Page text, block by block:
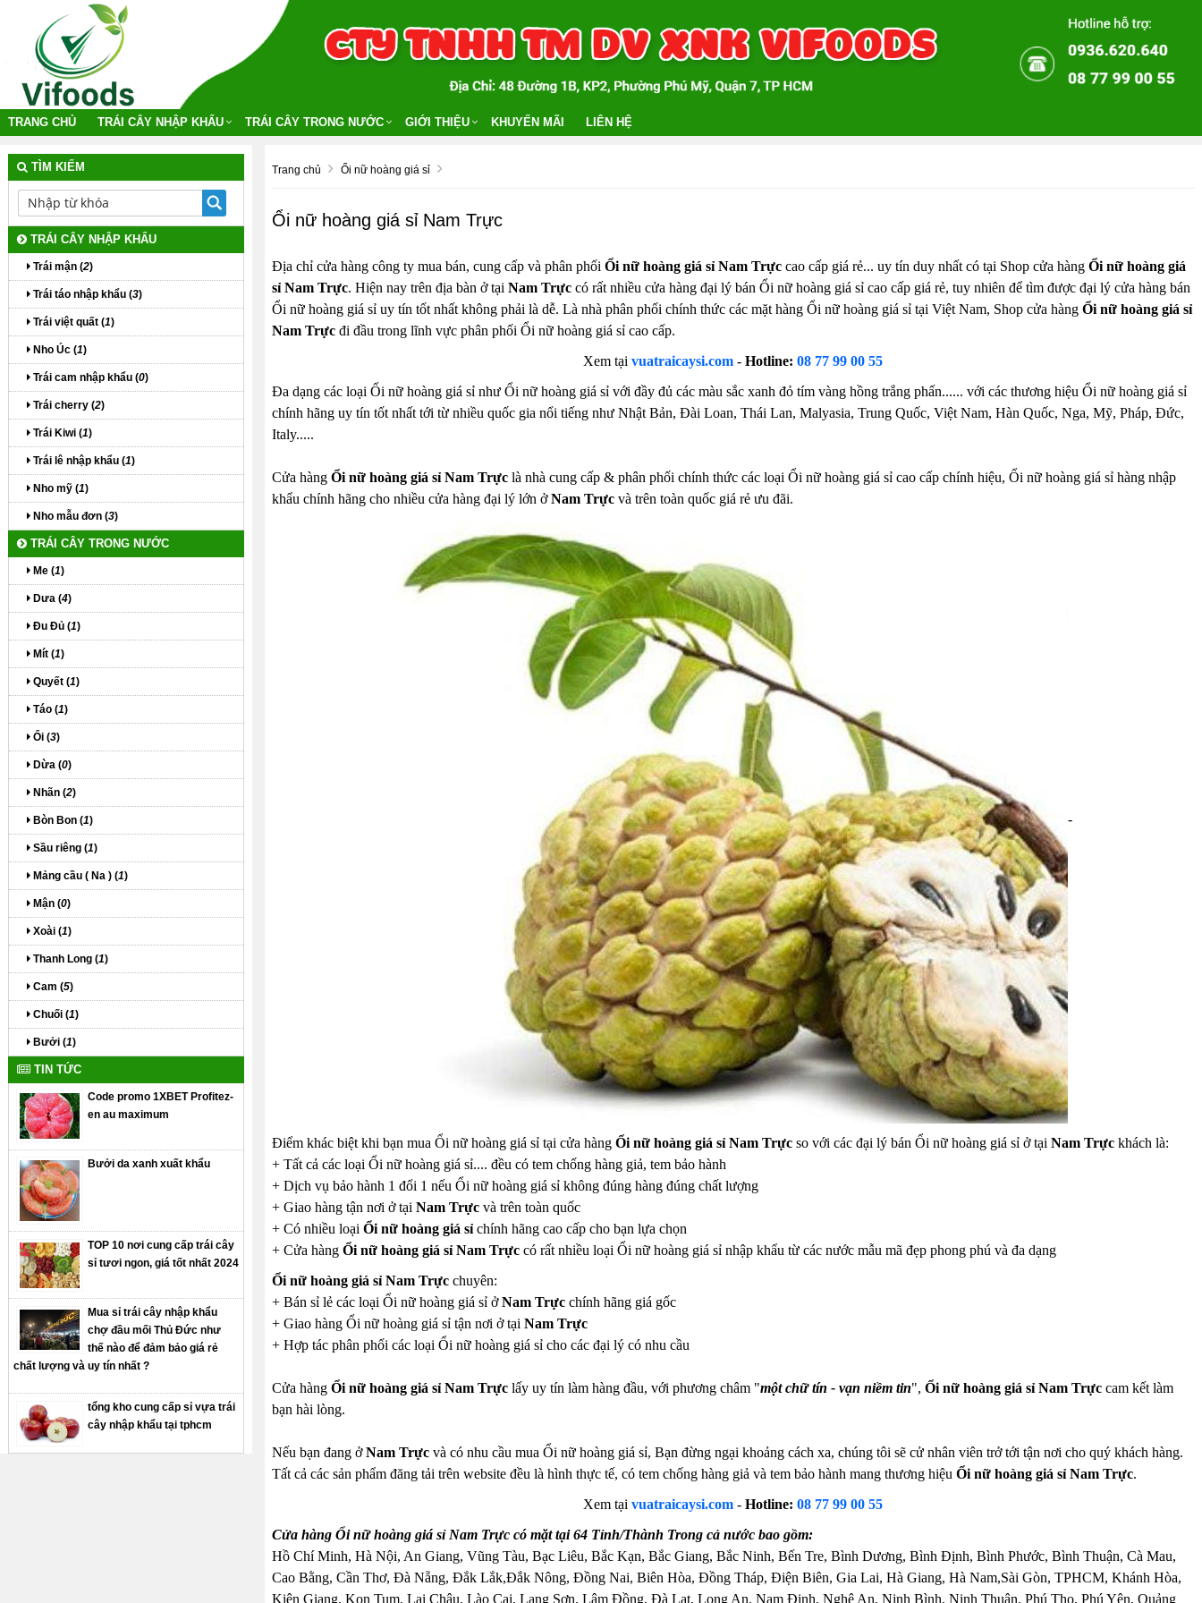
TRANG CHỦ TRÁI CÂY NHẬP KHẨU TRÁI CÂY TRONG NƯỚC GIỚI THIỆU KHUYẾN MÃI LIÊN HỆ
Trang chủ Ổi nữ hoàng giá sỉ
Ổi nữ hoàng giá sỉ Nam Trực
Địa chỉ cửa hàng công ty mua bán, cung cấp và phân phối Ổi nữ hoàng giá sỉ Nam Trựccao cấp giá rẻ... uy tín duy nhất có tại Shop cửa hàng Ổi nữ hoàng giá
sỉ Nam Trực. Hiện nay trên địa bàn ở tại Nam Trựccó rất nhiều cửa hàng đại lý bán Ổi nữ hoàng giá sỉ cao cấp giá rẻ, tuy nhiên để tìm được đại lý cửa hàng bán
Ổi nữ hoàng giá sỉ uy tín tốt nhất không phải là dễ. Là nhà phân phối chính thức các mặt hàng Ổi nữ hoàng giá sỉ tại Việt Nam, Shop cửa hàng Ổi nữ hoàng giá sỉ
Nam Trựcđi đầu trong lĩnh vực phân phối Ổi nữ hoàng giá sỉ cao cấp.
Xem tạivuatraicaysi.com -Hotline:08 77 99 00 55
Đa dạng các loại Ổi nữ hoàng giá sỉ như Ổi nữ hoàng giá sỉ với đầy đủ các màu sắc xanh đỏ tím vàng hồng trắng phấn...... với các thương hiệu Ổi nữ hoàng giá sỉ
chính hãng uy tín tốt nhất tới từ nhiều quốc gia nổi tiếng như Nhật Bản, Đài Loan, Thái Lan, Malyasia, Trung Quốc, Việt Nam, Hàn Quốc, Nga, Mỹ, Pháp, Đức,
Italy.....
Cửa hàng Ổi nữ hoàng giá sỉ Nam Trựclà nhà cung cấp & phân phối chính thức các loại Ổi nữ hoàng giá sỉ cao cấp chính hiệu, Ổi nữ hoàng giá sỉ hàng nhập
khẩu chính hãng cho nhiều cửa hàng đại lý lớn ởNam Trựcvà trên toàn quốc giá rẻ ưu đãi.
-
Điểm khác biệt khi bạn mua Ổi nữ hoàng giá sỉ tại cửa hàng Ổi nữ hoàng giá sỉ Nam Trựcso với các đại lý bán Ổi nữ hoàng giá sỉ ở tại Nam Trựckhách là:
+ Tất cả các loại Ổi nữ hoàng giá sỉ.... đều có tem chống hàng giả, tem bảo hành
+ Dịch vụ bảo hành 1 đổi 1 nếu Ổi nữ hoàng giá sỉ không đúng hàng đúng chất lượng
+ Giao hàng tận nơi ở tại Nam Trựcvà trên toàn quốc
+ Có nhiều loại Ổi nữ hoàng giá sỉchính hãng cao cấp cho bạn lựa chọn
+ Cửa hàng Ổi nữ hoàng giá sỉ Nam Trựccó rất nhiều loại Ổi nữ hoàng giá sỉ nhập khẩu từ các nước mẫu mã đẹp phong phú và đa dạng
Ổi nữ hoàng giá sỉ Nam Trực chuyên:
+ Bán sỉ lẻ các loại Ổi nữ hoàng giá sỉ ởNam Trựcchính hãng giá gốc
+ Giao hàng Ổi nữ hoàng giá sỉ tận nơi ở tại Nam Trực
+ Hợp tác phân phối các loại Ổi nữ hoàng giá sỉ cho các đại lý có nhu cầu
Cửa hàng Ổi nữ hoàng giá sỉ Nam Trựclấy uy tín làm hàng đầu, với phương châm "một chữ tín - vạn niềm tin", Ổi nữ hoàng giá sỉ Nam Trựccam kết làm
bạn hài lòng.
Nếu bạn đang ởNam Trựcvà có nhu cầu mua Ổi nữ hoàng giá sỉ, Bạn đừng ngại khoảng cách xa, chúng tôi sẽ cử nhân viên trở tới tận nơi cho quý khách hàng.
Tất cả các sản phẩm đăng tải trên website đều là hình thực tế, có tem chống hàng giả và tem bảo hành mang thương hiệu Ổi nữ hoàng giá sỉ Nam Trực.
Xem tạivuatraicaysi.com -Hotline:08 77 99 00 55
Cửa hàng Ổi nữ hoàng giá sỉ Nam Trực có mặt tại 64 Tỉnh/Thành Trong cả nước bao gồm:
Hồ Chí Minh, Hà Nội, An Giang, Vũng Tàu, Bạc Liêu, Bắc Kạn, Bắc Giang, Bắc Ninh, Bến Tre, Bình Dương, Bình Định, Bình Phước, Bình Thuận, Cà Mau,
Cao Bằng, Cần Thơ, Đà Nẵng, Đắk Lắk,Đắk Nông, Đồng Nai, Biên Hòa, Đồng Tháp, Điện Biên, Gia Lai, Hà Giang, Hà Nam,Sài Gòn, TPHCM, Khánh Hòa,
Kiên Giang, Kon Tum, Lai Châu, Lào Cai, Lạng Sơn, Lâm Đồng, Đà Lạt, Long An, Nam Định, Nghệ An, Ninh Bình, Ninh Thuận, Phú Thọ, Phú Yên, Quảng
TÌM KIẾM
TRÁI CÂY NHẬP KHẨU
Trái mận (2)
Trái táo nhập khẩu (3)
Trái việt quất (1)
Nho Úc (1)
Trái cam nhập khẩu (0)
Trái cherry (2)
Trái Kiwi (1)
Trái lê nhập khẩu (1)
Nho mỹ (1)
Nho mẫu đơn (3)
TRÁI CÂY TRONG NƯỚC
Me (1)
Dưa (4)
Đu Đủ (1)
Mít (1)
Quyết (1)
Táo (1)
Ổi (3)
Dừa (0)
Nhãn (2)
Bòn Bon (1)
Sầu riêng (1)
Mảng cầu ( Na ) (1)
Mận (0)
Xoài (1)
Thanh Long (1)
Cam (5)
Chuối (1)
Bưởi (1)
TIN TỨC
Code promo 1XBET Profitez-
en au maximum
Bưởi da xanh xuất khẩu
TOP 10 nơi cung cấp trái cây
sỉ tươi ngon, giá tốt nhất 2024
Mua sỉ trái cây nhập khẩu
chợ đầu mối Thủ Đức như
thế nào để đảm bảo giá rẻ
chất lượng và uy tín nhất ?
tổng kho cung cấp sỉ vựa trái
cây nhập khẩu tại tphcm